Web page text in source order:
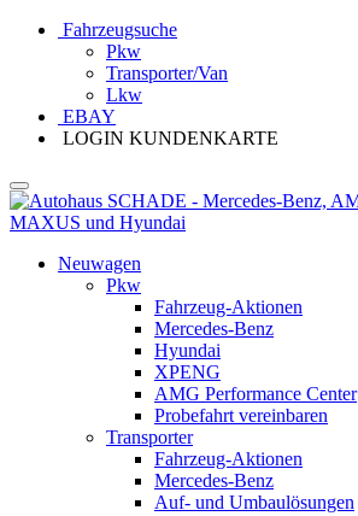
Fahrzeugsuche
Pkw
Transporter/Van
Lkw
EBAY
LOGIN KUNDENKARTE
Neuwagen
Pkw
Fahrzeug-Aktionen
Mercedes-Benz
Hyundai
XPENG
AMG Performance Center
Probefahrt vereinbaren
Transporter
Fahrzeug-Aktionen
Mercedes-Benz
Auf- und Umbaulösungen